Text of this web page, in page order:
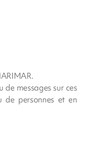
messages sur ces
de personnes et en